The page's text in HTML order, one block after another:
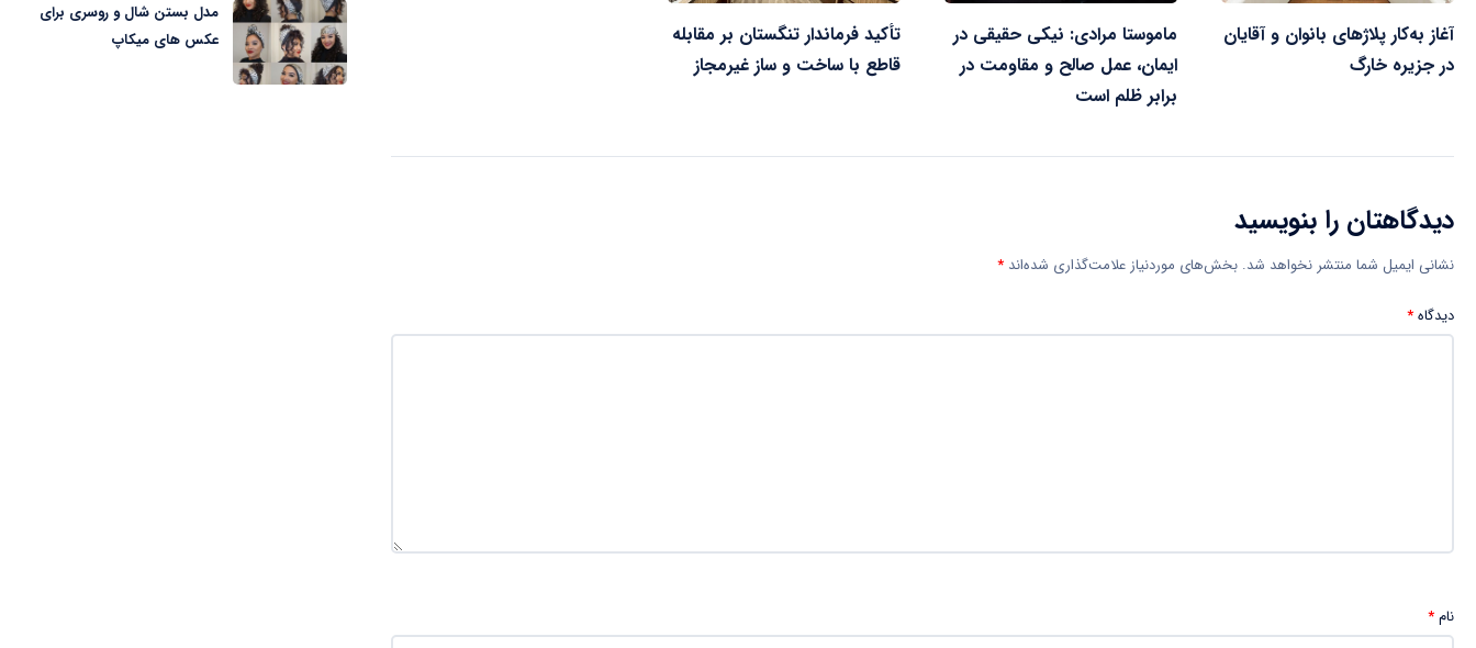
آغاز به‌کار پلاژهای بانوان و آقایان
در جزیره خارگ
ماموستا مرادی: نیکی حقیقی در
ایمان، عمل صالح و مقاومت در
برابر ظلم است
تأکید فرماندار تنگستان بر مقابله
قاطع با ساخت و ساز غیرمجاز
دیدگاهتان را بنویسید
نشانی ایمیل شما منتشر نخواهد شد. بخش‌های موردنیاز علامت‌گذاری شده‌اند *
دیدگاه*
نام*
مدل بستن شال و روسری برای
عکس های میکاپ